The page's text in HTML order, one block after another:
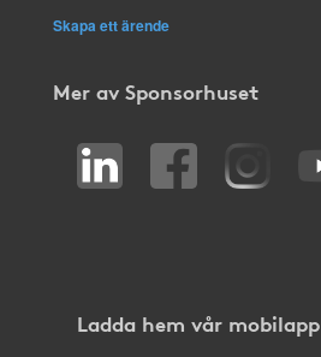
Skapa ett ärende
Mer av Sponsorhuset
Ladda hem vår mobilapp